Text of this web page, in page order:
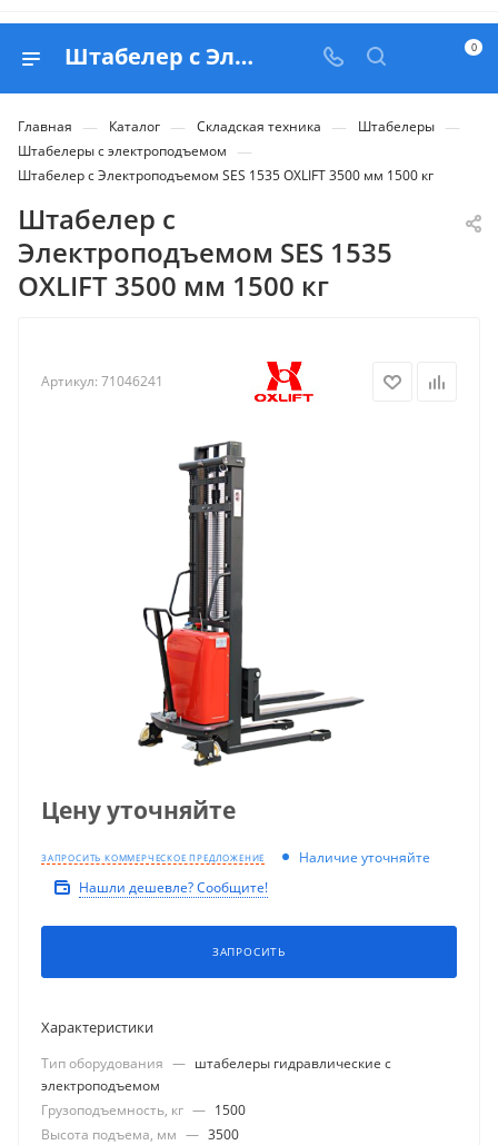
Штабелер с Электроподъемом SES 1535 OXLIFT 3500 мм 1500 кг - купить в Belapex 0
Главная — Каталог — Складская техника — Штабелеры —
Штабелеры с электроподъемом —
Штабелер с Электроподъемом SES 1535 OXLIFT 3500 мм 1500 кг
Штабелер с
Электроподъемом SES 1535
OXLIFT 3500 мм 1500 кг
Артикул: 71046241
Цену уточняйте
ЗАПРОСИТЬ КОММЕРЧЕСКОЕ ПРЕДЛОЖЕНИЕ
Наличие уточняйте
Нашли дешевле? Сообщите!
ЗАПРОСИТЬ
Характеристики
Тип оборудования — штабелеры гидравлические с
электроподъемом
Грузоподъемность, кг — 1500
Высота подъема, мм — 3500